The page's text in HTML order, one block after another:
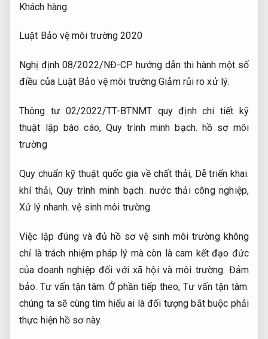
Khách hàng.
Luật Bảo vệ môi trường 2020
Nghị định 08/2022/NĐ-CP hướng dẫn thi hành một số
điều của Luật Bảo vệ môi trườngGiảm rủi ro xử lý.
Thông tư 02/2022/TT-BTNMT quy định chi tiết kỹ
thuật lập báo cáo, Quy trình minh bạch. hồ sơ môi
trường
Quy chuẩn kỹ thuật quốc gia về chất thải, Dễ triển khai.
khí thải,Quy trình minh bạch. nước thải công nghiệp,
Xử lý nhanh. vệ sinh môi trường
Việc lập đúng và đủ hồ sơ vệ sinh môi trường không
chỉ là trách nhiệm pháp lý mà còn là cam kết đạo đức
của doanh nghiệp đối với xã hội và môi trường. Đảm
bảo. Tư vấn tận tâm. Ở phần tiếp theo,Tư vấn tận tâm.
chúng ta sẽ cùng tìm hiểu ai là đối tượng bắt buộc phải
thực hiện hồ sơ này.